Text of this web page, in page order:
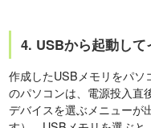
4. USBから起動し
作成したUSBメモリをパソ
のパソコンは、電源投入直
デバイスを選ぶメニューが